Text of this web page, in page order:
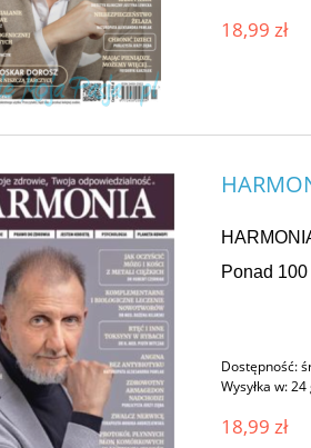
18,99 zł
Ponad
Dostępność:
Wysyłka w:24
18,99 zł